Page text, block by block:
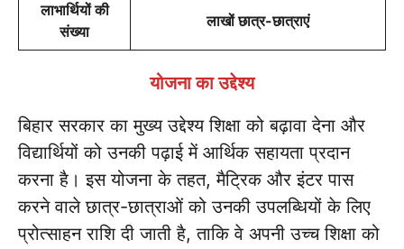
लाभार्थियों की
संख्या
लाखों छात्र-छात्राएं
योजना का उद्देश्य
बिहार सरकार का मुख्य उद्देश्य शिक्षा को बढ़ावा देना और
विद्यार्थियों को उनकी पढ़ाई में आर्थिक सहायता प्रदान
करना है। इस योजना के तहत, मैट्रिक और इंटर पास
करने वाले छात्र-छात्राओं को उनकी उपलब्धियों के लिए
प्रोत्साहन राशि दी जाती है, ताकि वे अपनी उच्च शिक्षा को